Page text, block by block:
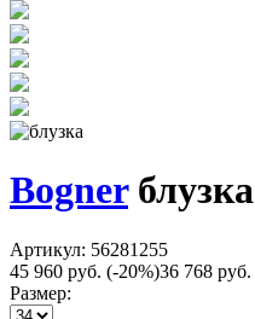
Bognerблузка
Артикул: 56281255
45 960 руб. (-20%)36 768 руб.
Размер: